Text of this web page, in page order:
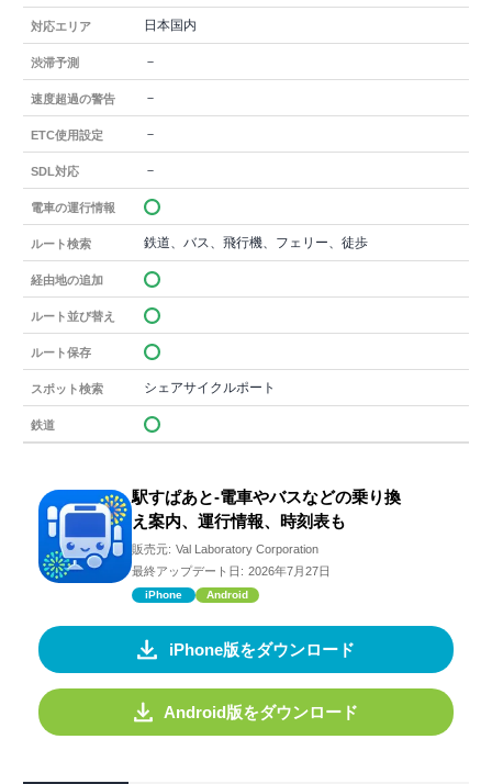
対応エリア 日本国内
渋滞予測 －
速度超過の警告 －
ETC使用設定 －
SDL対応 －
電車の運行情報
ルート検索 鉄道、バス、飛行機、フェリー、徒歩
経由地の追加
ルート並び替え
ルート保存
スポット検索 シェアサイクルポート
鉄道
駅すぱあと-電車やバスなどの乗り換
え案内、運行情報、時刻表も
販売元: Val Laboratory Corporation
最終アップデート日: 2026年7月27日
iPhone Android
iPhone版をダウンロード
Android版をダウンロード